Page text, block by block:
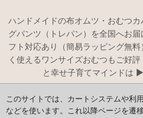
ハンドメイドの布オムツ・おむつ
グパンツ（トレパン）を全国へお
フト対応あり（簡易ラッピング無
く使えるワンサイズおむつもご好
と幸せ子育てマインドは ▶︎
ハンドメイドでオリジナルの布お
このサイトでは、カートシステムや利
などを使います。これ以降ページを遷